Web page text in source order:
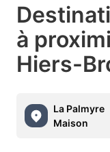
à
Hiers-
La Palmyre
Maison